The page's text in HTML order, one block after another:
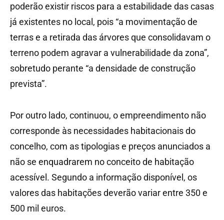
poderão existir riscos para a estabilidade das casas
já existentes no local, pois “a movimentação de
terras e a retirada das árvores que consolidavam o
terreno podem agravar a vulnerabilidade da zona”,
sobretudo perante “a densidade de construção
prevista”.
Por outro lado, continuou, o empreendimento não
corresponde às necessidades habitacionais do
concelho, com as tipologias e preços anunciados a
não se enquadrarem no conceito de habitação
acessível. Segundo a informação disponível, os
valores das habitações deverão variar entre 350 e
500 mil euros.